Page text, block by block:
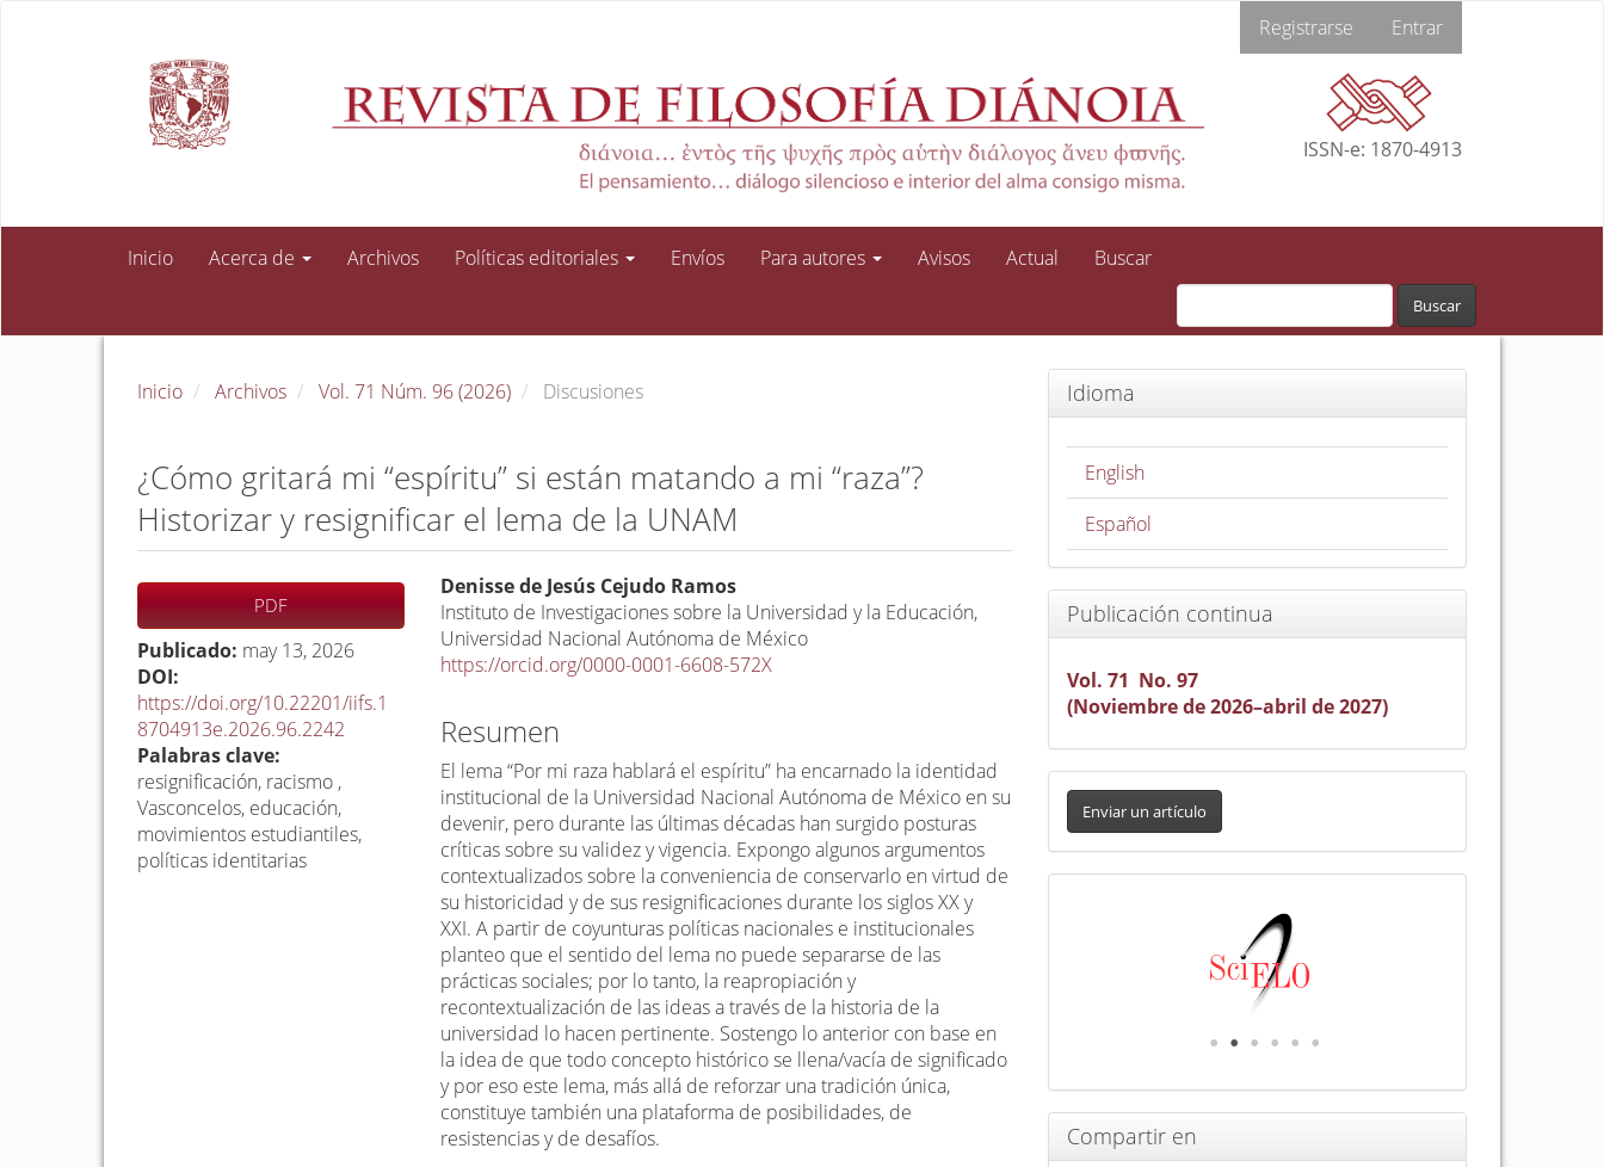
Registrarse Entrar
ISSN-e: 1870-4913
Inicio Acerca de Archivos Políticas editoriales Envíos Para autores Avisos Actual Buscar
Buscar
Inicio Archivos Vol. 71 Núm. 96 (2026) Discusiones
¿Cómo gritará mi “espíritu” si están matando a mi “raza”?
Historizar y resignificar el lema de la UNAM
Barra
lateral
del
artículo
PDF
Publicado: may 13, 2026
DOI:
https://doi.org/10.22201/iifs.1
8704913e.2026.96.2242
Palabras clave:
resignificación, racismo ,
Vasconcelos, educación,
movimientos estudiantiles,
políticas identitarias
C
o
n
t
n
i
d
o
p
r
i
n
c
i
p
a
l
d
Denisse de Jesús Cejudo Ramos
Instituto de Investigaciones sobre la Universidad y la Educación,
Universidad Nacional Autónoma de México
https://orcid.org/0000-0001-6608-572X
Resumen
El lema “Por mi raza hablará el espíritu” ha encarnado la identidad
institucional de la Universidad Nacional Autónoma de México en su
devenir, pero durante las últimas décadas han surgido posturas
críticas sobre su validez y vigencia. Expongo algunos argumentos
contextualizados sobre la conveniencia de conservarlo en virtud de
su historicidad y de sus resignificaciones durante los siglos XX y
XXI. A partir de coyunturas políticas nacionales e institucionales
planteo que el sentido del lema no puede separarse de las
prácticas sociales; por lo tanto, la reapropiación y
recontextualización de las ideas a través de la historia de la
universidad lo hacen pertinente. Sostengo lo anterior con base en
la idea de que todo concepto histórico se llena/vacía de significado
y por eso este lema, más allá de reforzar una tradición única,
constituye también una plataforma de posibilidades, de
resistencias y de desafíos.
Idioma
English
Español
Publicación continua
Vol. 71 No. 97
(Noviembre de 2026–abril de 2027)
Enviar
artículo
Enviar un artículo
Compartir en